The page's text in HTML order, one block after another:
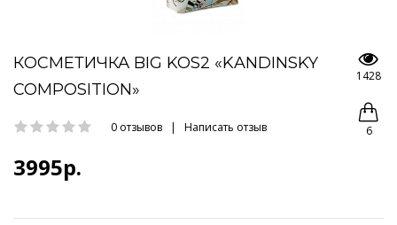
КОСМЕТИЧКА BIG KOS2 «KANDINSKY
COMPOSITION»
0 отзывов | Написать отзыв
3995р.
1428
6